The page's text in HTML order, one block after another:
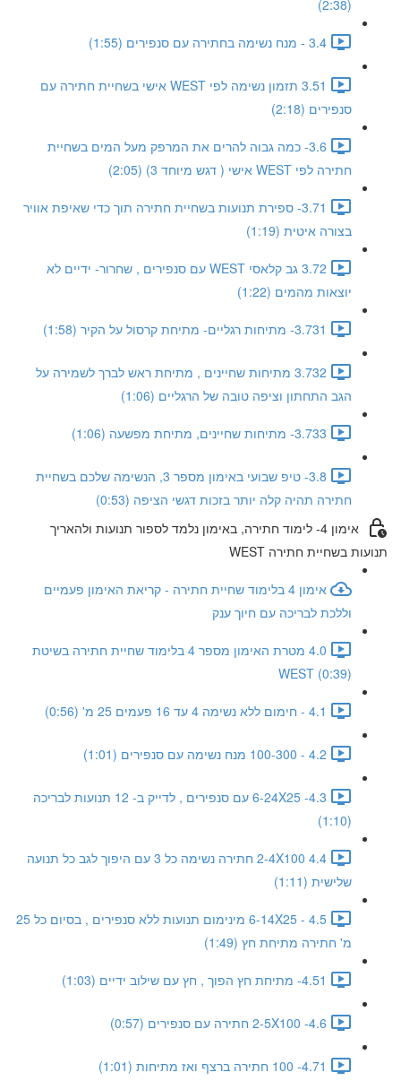
(2:38)
3.4 - מנח נשימה בחתירה עם סנפירים (1:55)
3.51 תזמון נשימה לפי WEST אישי בשחיית חתירה עם
סנפירים (2:18)
3.6- כמה גבוה להרים את המרפק מעל המים בשחיית
חתירה לפי WEST אישי ( דגש מיוחד 3) (2:05)
3.71- ספירת תנועות בשחיית חתירה תוך כדי שאיפת אוויר
בצורה איטית (1:19)
3.72 גב קלאסי WEST עם סנפירים , שחרור- ידיים לא
יוצאות מהמים (1:22)
3.731- מתיחות רגליים- מתיחת קרסול על הקיר (1:58)
3.732 מתיחות שחיינים , מתיחת ראש לברך לשמירה על
הגב התחתון וציפה טובה של הרגליים (1:06)
3.733- מתיחות שחיינים, מתיחת מפשעה (1:06)
3.8- טיפ שבועי באימון מספר 3, הנשימה שלכם בשחיית
חתירה תהיה קלה יותר בזכות דגשי הציפה (0:53)
אימון 4- לימוד חתירה, באימון נלמד לספור תנועות ולהאריך
תנועות בשחיית חתירה WEST
אימון 4 בלימוד שחיית חתירה - קריאת האימון פעמיים
וללכת לבריכה עם חיוך ענק
4.0 מטרת האימון מספר 4 בלימוד שחיית חתירה בשיטת
WEST (0:39)
4.1 - חימום ללא נשימה 4 עד 16 פעמים 25 מ' (0:56)
4.2 - 100-300 מנח נשימה עם סנפירים (1:01)
4.3- 6-24X25 עם סנפירים , לדייק ב- 12 תנועות לבריכה
(1:10)
4.4 2-4X100 חתירה נשימה כל 3 עם היפוך לגב כל תנועה
שלישית (1:11)
4.5 - 6-14X25 מינימום תנועות ללא סנפירים , בסיום כל 25
מ' חתירה מתיחת חץ (1:49)
4.51- מתיחת חץ הפוך , חץ עם שילוב ידיים (1:03)
4.6- 2-5X100 חתירה עם סנפירים (0:57)
4.71- 100 חתירה ברצף ואז מתיחות (1:01)